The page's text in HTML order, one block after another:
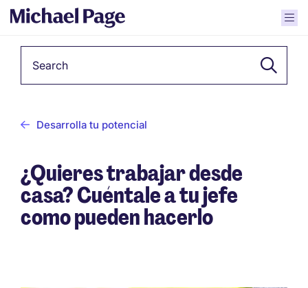
Desarrolla tu potencial
¿Quieres trabajar desde
casa? Cuéntale a tu jefe
como pueden hacerlo